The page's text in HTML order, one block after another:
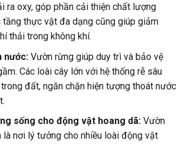
ra oxy, góp phần cải thiện chất lượng
tầng thực vật đa dạng cũng giúp giảm
thải trong không khí.
nước:Vườn rừng giúp duy trì và bảo vệ
Các loài cây lớn với hệ thống rễ sâu
đất, ngăn chặn hiện tượng thoát nước
sống cho động vật hoang dã:Vườn
là nơi lý tưởng cho nhiều loài động vật